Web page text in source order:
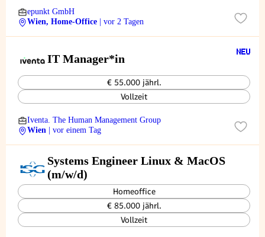
epunkt GmbH
Wien, Home-Office
| vor 2 Tagen
IT Manager*in
€ 55.000 jährl.
Vollzeit
Iventa. The Human Management Group
Wien
| vor einem Tag
Systems Engineer Linux & MacOS
(m/w/d)
Homeoffice
€ 85.000 jährl.
Vollzeit